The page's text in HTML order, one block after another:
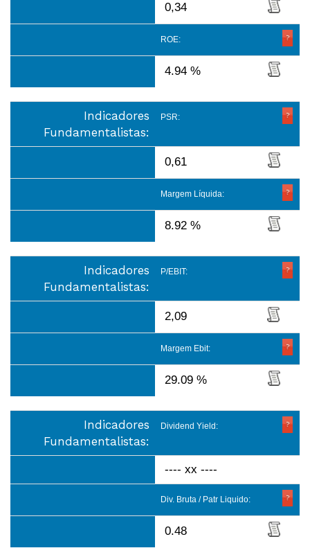
0,34
ROE:
4.94 %
Indicadores
Fundamentalistas:
PSR:
0,61
Margem Líquida:
8.92 %
Indicadores
Fundamentalistas:
P/EBIT:
2,09
Margem Ebit:
29.09 %
Indicadores
Fundamentalistas:
Dividend Yield:
---- xx ----
Div. Bruta / Patr Liquido:
0.48